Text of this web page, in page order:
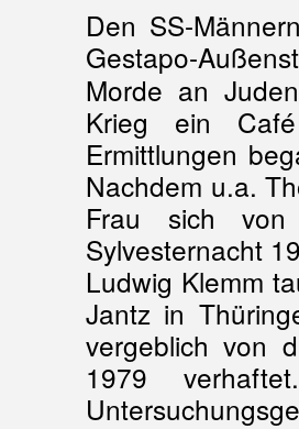
Den SS-
Gestapo-
Morde an
Krieg ein
Ermittlungen
Nachdem u.a.
Frau sich
Sylvesternacht
Ludwig Klemm
Jantz in
vergeblich von
1979